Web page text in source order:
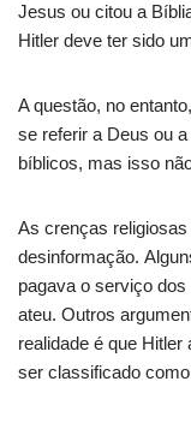
Jesus ou citou a
Hitler deve ter sido
A questão, no
se referir a Deus ou
bíblicos, mas isso
As crenças
desinformação.
pagava o serviço
ateu. Outros
realidade é que
ser classificado